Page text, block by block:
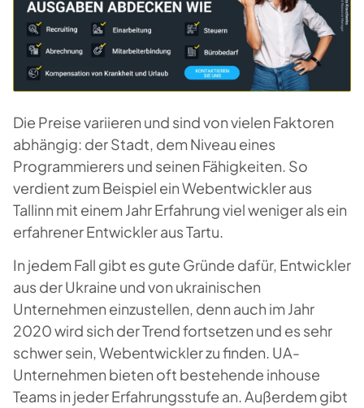
Die Preise variieren und sind von vielen Faktoren
abhängig: der Stadt, dem Niveau eines
Programmierers und seinen Fähigkeiten. So
verdient zum Beispiel ein Webentwickler aus
Tallinn mit einem Jahr Erfahrung viel weniger als ein
erfahrener Entwickler aus Tartu.
In jedem Fall gibt es gute Gründe dafür, Entwickler
aus der Ukraine und von ukrainischen
Unternehmen einzustellen, denn auch im Jahr
2020 wird sich der Trend fortsetzen und es sehr
schwer sein, Webentwickler zu finden. UA-
Unternehmen bieten oft bestehende inhouse
Teams in jeder Erfahrungsstufe an. Außerdem gibt